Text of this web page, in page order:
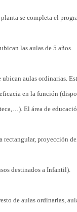
se completa el
las aulas de 5 años.
ubican aulas ordinarias.
en la función
El área de
rectangular, proyección
destinados a Infantil).
de aulas ordinarias,